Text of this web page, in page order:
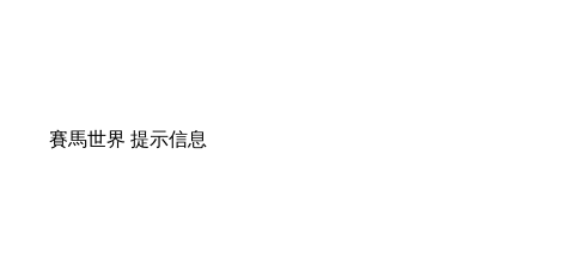
賽馬世界 提示信息